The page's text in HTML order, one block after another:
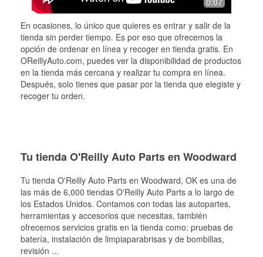
En ocasiones, lo único que quieres es entrar y salir de la
tienda sin perder tiempo. Es por eso que ofrecemos la
opción de ordenar en línea y recoger en tienda gratis. En
OReillyAuto.com, puedes ver la disponibilidad de productos
en la tienda más cercana y realizar tu compra en línea.
Después, solo tienes que pasar por la tienda que elegiste y
recoger tu orden.
Tu tienda O'Reilly Auto Parts en Woodward
Tu tienda O'Reilly Auto Parts en Woodward, OK es una de
las más de 6,000 tiendas O'Reilly Auto Parts a lo largo de
los Estados Unidos. Contamos con todas las autopartes,
herramientas y accesorios que necesitas, también
ofrecemos servicios gratis en la tienda como: pruebas de
batería, instalación de limpiaparabrisas y de bombillas,
revisión ...